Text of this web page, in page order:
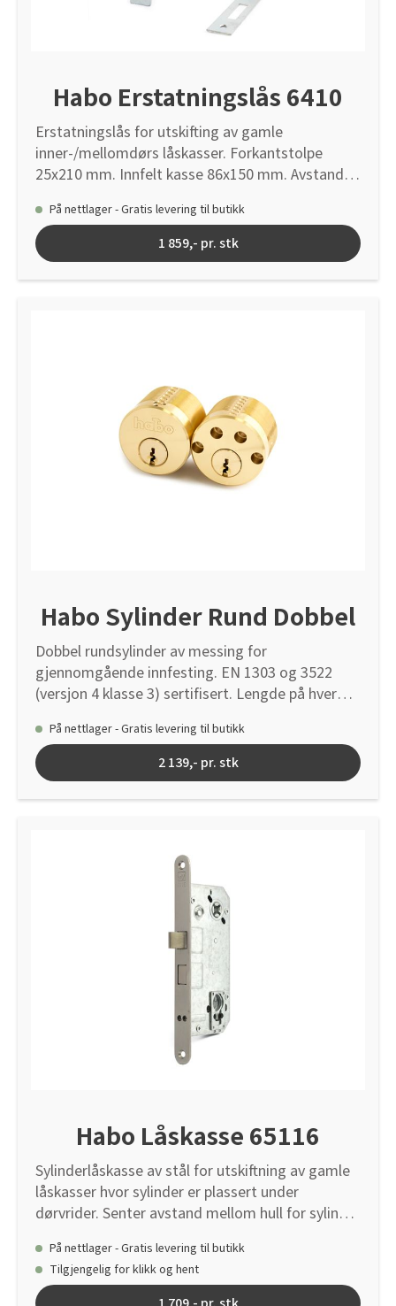
Habo Erstatningslås 6410
Erstatningslås for utskifting av gamle
inner-/mellomdørs låskasser. Forkantstolpe
25x210 mm. Innfelt kasse 86x150 mm. Avstand
benyttes med WC-garnityr. Låskassen leveres
komplett med sluttstykke og nøkkel og for høyre
slagretning. Kan endres til venstre ved å løsne en
skrue.
På nettlager - Gratis levering til butikk
1 859,- pr. stk
Habo Sylinder Rund Dobbel
Dobbel rundsylinder av messing for
gjennomgående innfesting. EN 1303 og 3522
(versjon 4 klasse 3) sertifisert. Lengde på hver
5 stk nøkler. Kompletteres med Habo skruesett
av herdet stål og Habo sylinderkoppsett. (Kan
ikke kombineres med sylinderkopper fra andre
produsenter.)
På nettlager - Gratis levering til butikk
2 139,- pr. stk
Habo Låskasse 65116
Sylinderlåskasse av stål for utskiftning av gamle
låskasser hvor sylinder er plassert under
dørvrider. Senter avstand mellom hull for sylinder
standard på 105mm. For venstrehengslet
slagretning og sylinder med bakkantfeste.
Leveres med symmetrisk stolpe.
På nettlager - Gratis levering til butikk
Tilgjengelig for klikk og hent